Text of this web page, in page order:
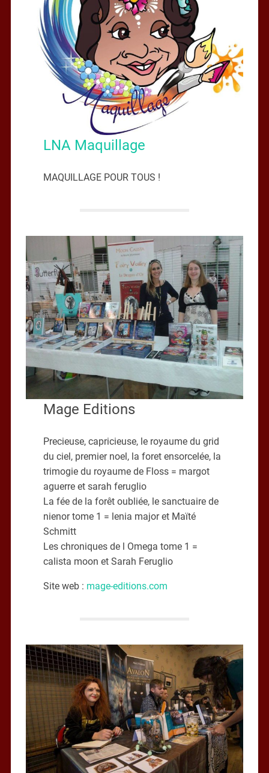
LNA Maquillage
MAQUILLAGE POUR TOUS !
Mage Editions
Precieuse, capricieuse, le royaume du grid
du ciel, premier noel, la foret ensorcelée, la
trimogie du royaume de Floss = margot
aguerre et sarah feruglio
La fée de la forêt oubliée, le sanctuaire de
nienor tome 1 = lenia major et Maïté
Schmitt
Les chroniques de l Omega tome 1 =
calista moon et Sarah Feruglio
Site web : mage-editions.com